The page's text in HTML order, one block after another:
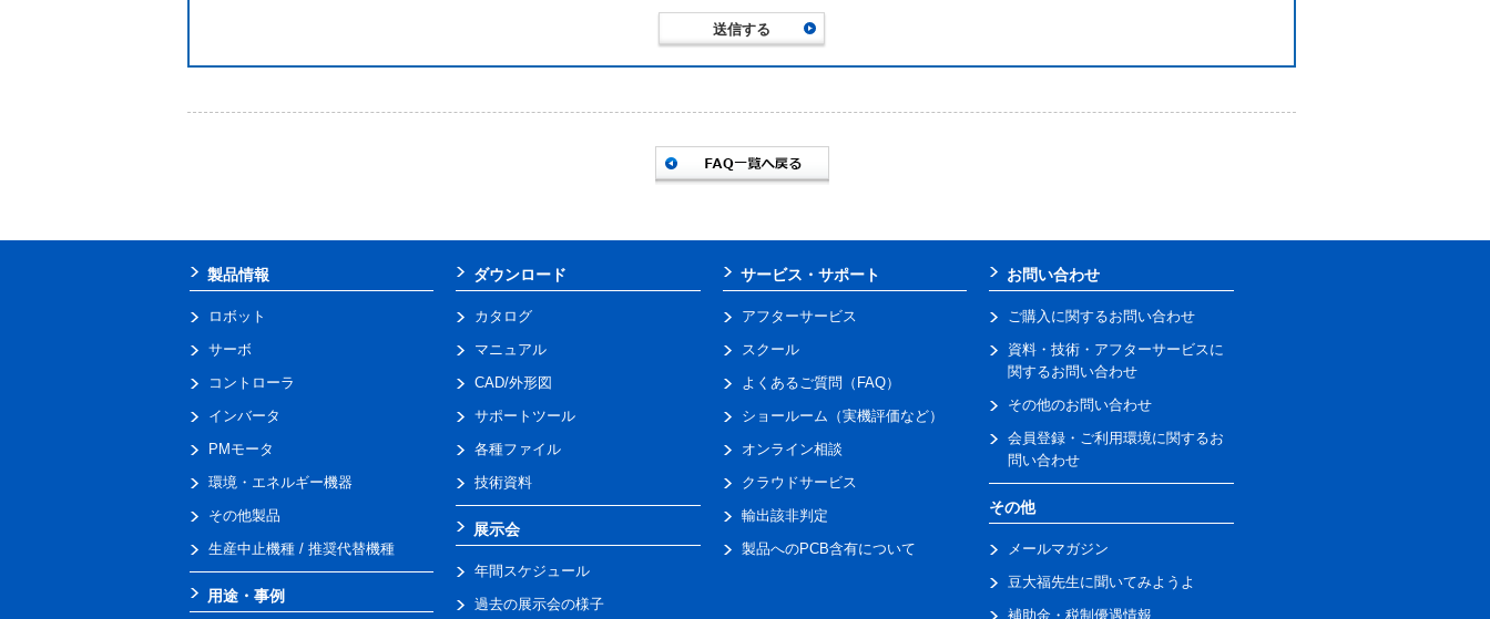
製品情報
ロボット
サーボ
コントローラ
インバータ
PMモータ
環境・エネルギー機器
その他製品
生産中止機種 / 推奨代替機種
用途・事例
ダウンロード
カタログ
マニュアル
CAD/外形図
サポートツール
各種ファイル
技術資料
展示会
年間スケジュール
過去の展示会の様子
サービス・サポート
アフターサービス
スクール
よくあるご質問（FAQ）
ショールーム（実機評価など）
オンライン相談
クラウドサービス
輸出該非判定
製品へのPCB含有について
お問い合わせ
ご購入に関するお問い合わせ
資料・技術・アフターサービスに
関するお問い合わせ
その他のお問い合わせ
会員登録・ご利用環境に関するお
問い合わせ
その他
メールマガジン
豆大福先生に聞いてみようよ
補助金・税制優遇情報